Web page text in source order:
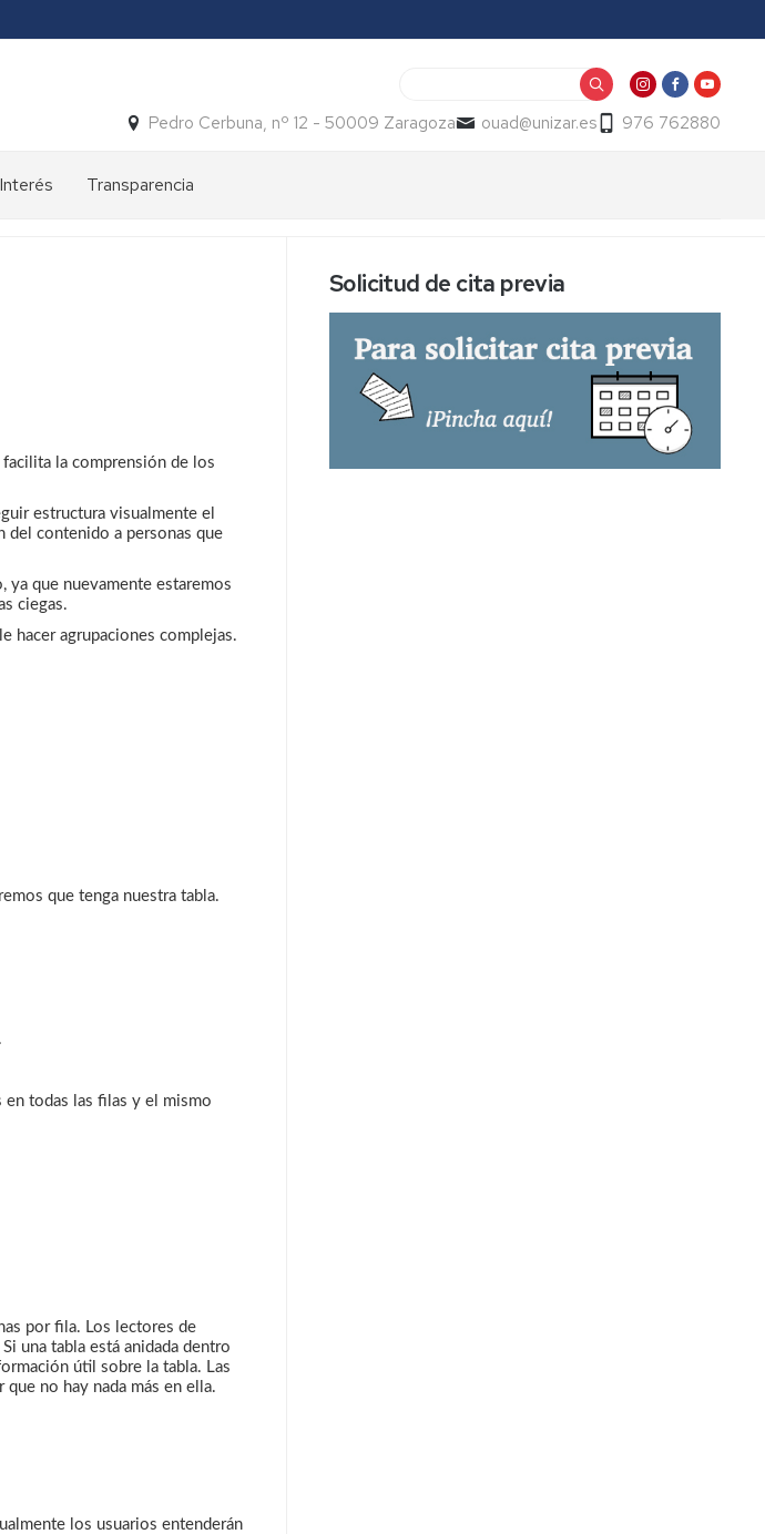
Pedro Cerbuna, nº 12 - 50009 Zaragoza ouad@unizar.es 976 762880
Transparencia
la comprensión de los
estructura visualmente el
del contenido a personas que
ya que nuevamente estaremos
ciegas.
hacer agrupaciones complejas.
que tenga nuestra tabla.
en todas las filas y el mismo
por fila. Los lectores de
una tabla está anidada dentro
útil sobre la tabla. Las
no hay nada más en ella.
los usuarios entenderán
Solicitud de cita previa